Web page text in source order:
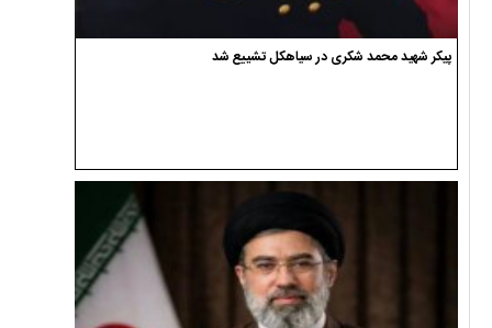
پیکر شهید محمد شکری در سیاهکل تشییع شد